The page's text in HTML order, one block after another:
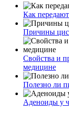
Как
Причины
Свойства и
медицине
Полезно ли
Аденоиды у